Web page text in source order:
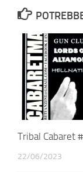
Tribal Cabaret
22/06/2023